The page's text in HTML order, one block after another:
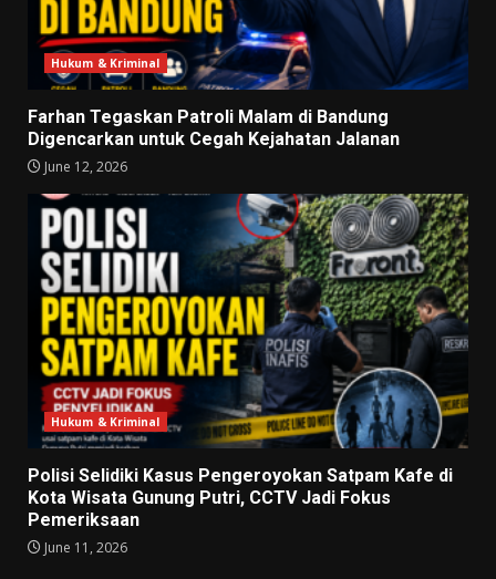
Hukum & Kriminal
Farhan Tegaskan Patroli Malam di Bandung
Digencarkan untuk Cegah Kejahatan Jalanan
June 12, 2026
Hukum & Kriminal
Polisi Selidiki Kasus Pengeroyokan Satpam Kafe di
Kota Wisata Gunung Putri, CCTV Jadi Fokus
Pemeriksaan
June 11, 2026